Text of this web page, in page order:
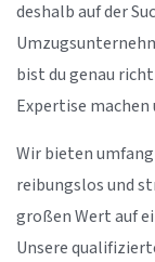
deshalb auf der
bist du genau
Expertise machen
Wir bieten
reibungslos und
großen Wert auf
Unsere